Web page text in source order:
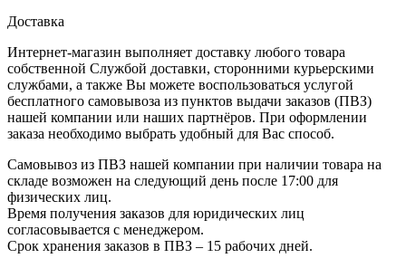
Доставка
Интернет-магазин выполняет доставку любого товара
собственной Службой доставки, сторонними курьерскими
службами, а также Вы можете воспользоваться услугой
бесплатного самовывоза из пунктов выдачи заказов (ПВЗ)
нашей компании или наших партнёров. При оформлении
заказа необходимо выбрать удобный для Вас способ.
Самовывоз из ПВЗ нашей компании при наличии товара на
складе возможен на следующий день после 17:00 для
физических лиц.
Время получения заказов для юридических лиц
согласовывается с менеджером.
Срок хранения заказов в ПВЗ – 15 рабочих дней.